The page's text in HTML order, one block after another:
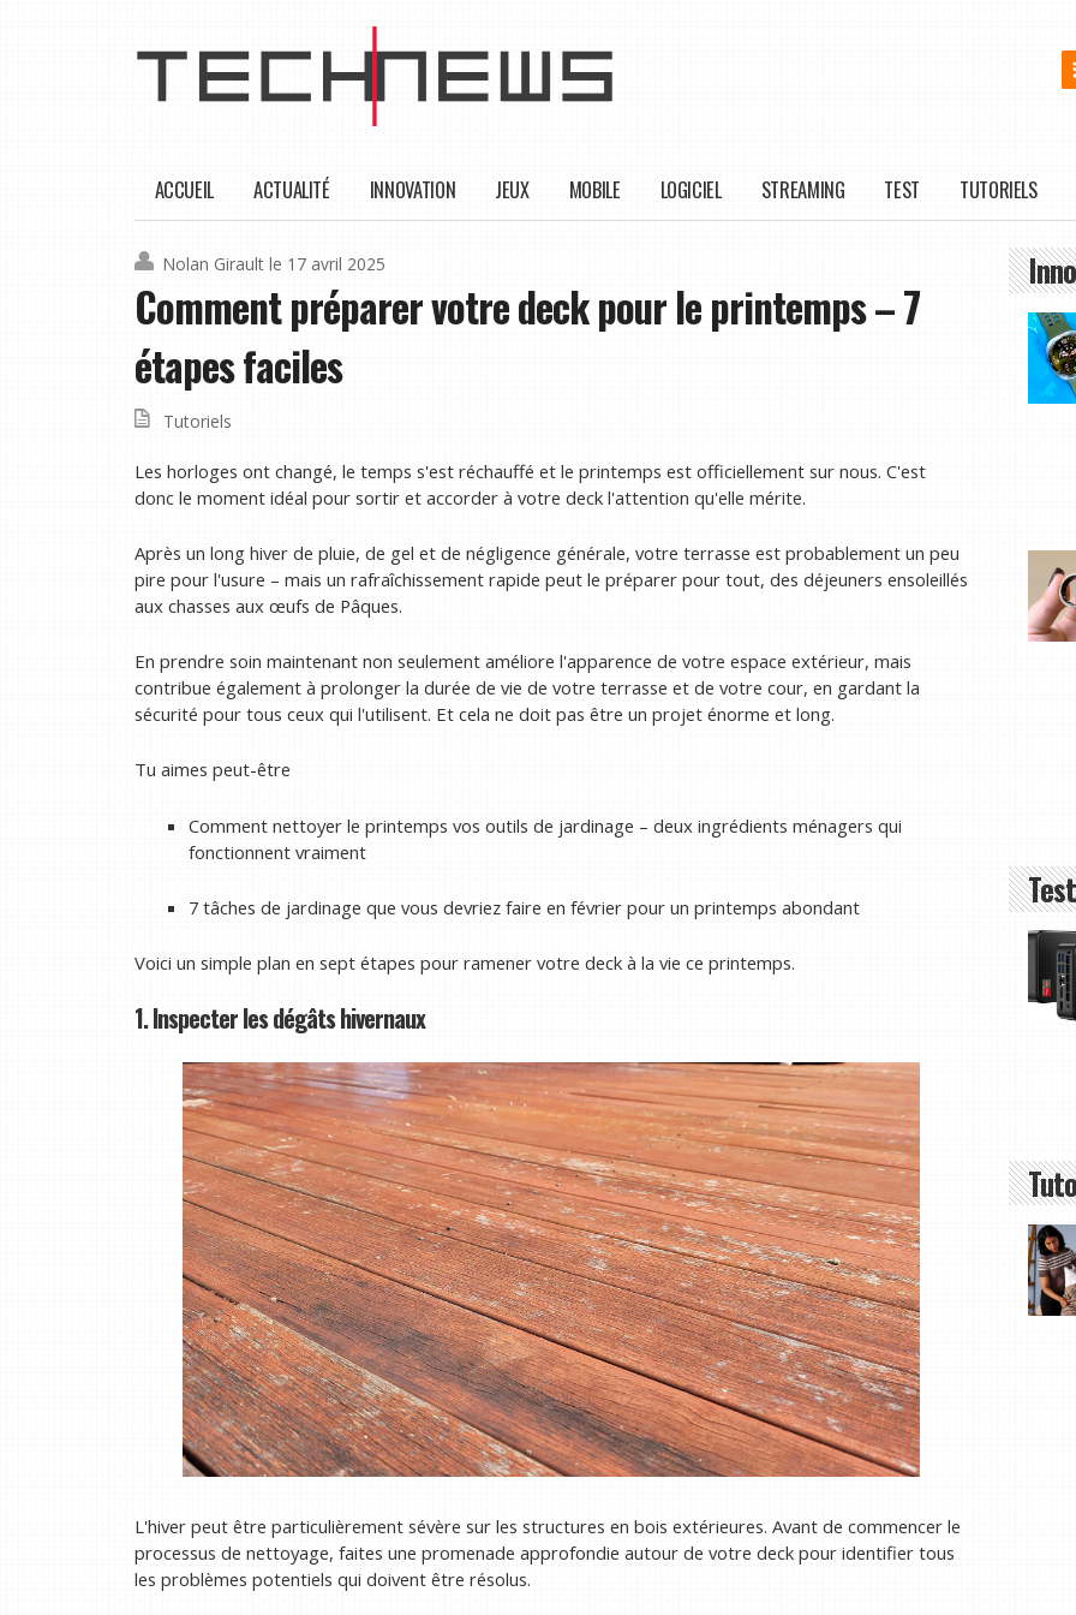
ACCUEIL ACTUALITÉ INNOVATION JEUX MOBILE LOGICIEL STREAMING TEST TUTORIELS
Nolan Girault le 17 avril 2025
Comment préparer votre deck pour le printemps – 7
étapes faciles
Tutoriels
Les horloges ont changé, le temps s'est réchauffé et le printemps est officiellement sur nous. C'est
donc le moment idéal pour sortir et accorder à votre deck l'attention qu'elle mérite.
Après un long hiver de pluie, de gel et de négligence générale, votre terrasse est probablement un peu
pire pour l'usure – mais un rafraîchissement rapide peut le préparer pour tout, des déjeuners ensoleillés
aux chasses aux œufs de Pâques.
En prendre soin maintenant non seulement améliore l'apparence de votre espace extérieur, mais
contribue également à prolonger la durée de vie de votre terrasse et de votre cour, en gardant la
sécurité pour tous ceux qui l'utilisent. Et cela ne doit pas être un projet énorme et long.
Tu aimes peut-être
Comment nettoyer le printemps vos outils de jardinage – deux ingrédients ménagers qui
fonctionnent vraiment
7 tâches de jardinage que vous devriez faire en février pour un printemps abondant
Voici un simple plan en sept étapes pour ramener votre deck à la vie ce printemps.
1. Inspecter les dégâts hivernaux
L'hiver peut être particulièrement sévère sur les structures en bois extérieures. Avant de commencer le
processus de nettoyage, faites une promenade approfondie autour de votre deck pour identifier tous
les problèmes potentiels qui doivent être résolus.
Test